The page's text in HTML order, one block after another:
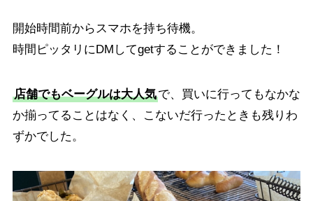
開始時間前からスマホを持ち待機。
時間ピッタリにDMしてgetすることができました！
店舗でもベーグルは大人気で、買いに行ってもなかな
か揃ってることはなく、こないだ行ったときも残りわ
ずかでした。